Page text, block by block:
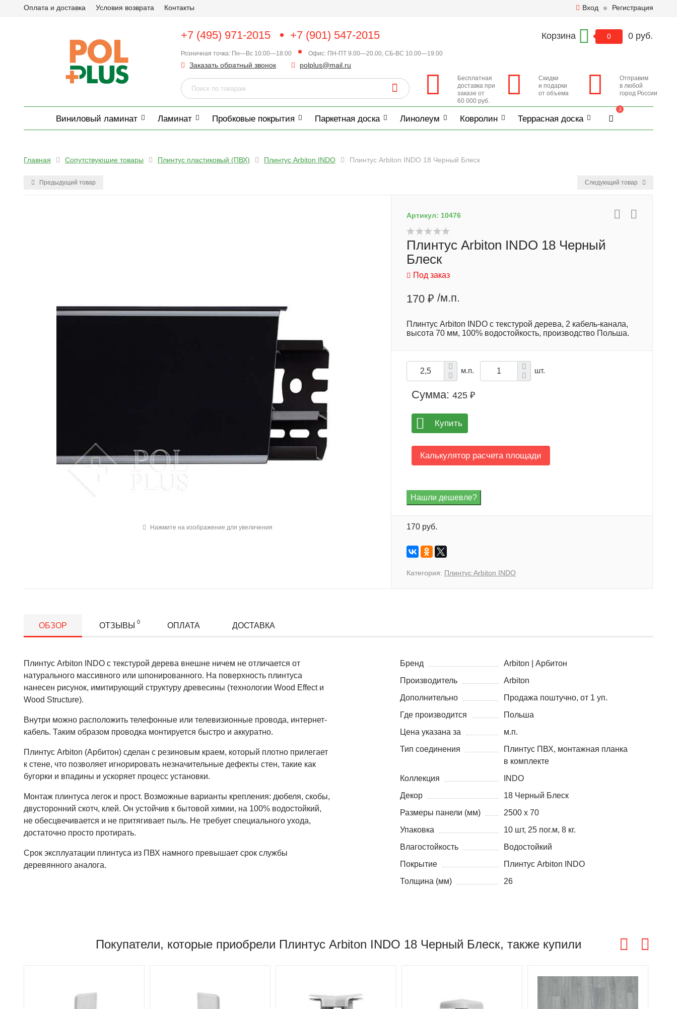
Оплата и доставка Условия возврата Контакты Вход Регистрация
+7 (495) 971-2015 +7 (901) 547-2015
Розничная точка: Пн—Вс 10:00—18:00 Офис: ПН-ПТ 9.00—20.00, СБ-ВС 10.00—19.00
Заказать обратный звонок polplus@mail.ru
Корзина 0 0 руб.
Бесплатная
доставка при
заказе от
60 000 руб.
Скидки
и подарки
от объема
Отправим
в любой
город России
Виниловый ламинат Ламинат Пробковые покрытия Паркетная доска Линолеум Ковролин Террасная доска
3
Главная Сопутствующие товары Плинтус пластиковый (ПВХ) Плинтус Arbiton INDO Плинтус Arbiton INDO 18 Черный Блеск
Предыдущий товар Следующий товар
Нажмите на изображение для увеличения
Артикул: 10476
Плинтус Arbiton INDO 18 Черный
Блеск
Под заказ
170 ₽ /м.п.
Плинтус Arbiton INDO с текстурой дерева, 2 кабель-канала,
высота 70 мм, 100% водостойкость, производство Польша.
м.п. шт.
Сумма: 425 ₽
Купить
Калькулятор расчета площади
170 руб.
Категория: Плинтус Arbiton INDO
ОБЗОР ОТЗЫВЫ 0 ОПЛАТА ДОСТАВКА
Плинтус Arbiton INDO с текстурой дерева внешне ничем не отличается от
натурального массивного или шпонированного. На поверхность плинтуса
нанесен рисунок, имитирующий структуру древесины (технологии Wood Effect и
Wood Structure).
Внутри можно расположить телефонные или телевизионные провода, интернет-
кабель. Таким образом проводка монтируется быстро и аккуратно.
Плинтус Arbiton (Арбитон) сделан с резиновым краем, который плотно прилегает
к стене, что позволяет игнорировать незначительные дефекты стен, такие как
бугорки и впадины и ускоряет процесс установки.
Монтаж плинтуса легок и прост. Возможные варианты крепления: дюбеля, скобы,
двусторонний скотч, клей. Он устойчив к бытовой химии, на 100% водостойкий,
не обесцвечивается и не притягивает пыль. Не требует специального ухода,
достаточно просто протирать.
Срок эксплуатации плинтуса из ПВХ намного превышает срок службы
деревянного аналога.
Бренд
Arbiton | Арбитон
Производитель
Arbiton
Дополнительно
Продажа поштучно, от 1 уп.
Где производится
Польша
Цена указана за
м.п.
Тип соединения
Плинтус ПВХ, монтажная планка
в комплекте
Коллекция
INDO
Декор
18 Черный Блеск
Размеры панели (мм)
2500 х 70
Упаковка
10 шт, 25 пог.м, 8 кг.
Влагостойкость
Водостойкий
Покрытие
Плинтус Arbiton INDO
Толщина (мм)
26
Покупатели, которые приобрели Плинтус Arbiton INDO 18 Черный Блеск, также купили